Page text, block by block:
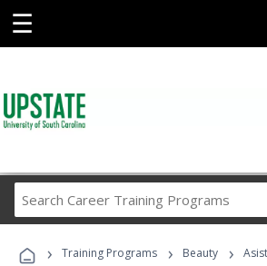
☰
Career
Programs
› Training Programs › Beauty ›